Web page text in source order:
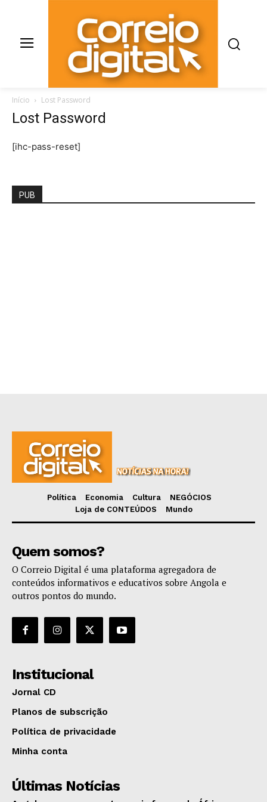
Início Lost Password
Lost Password
[ihc-pass-reset]
PUB
Política Economia Cultura
NEGÓCIOS
Loja de CONTEÚDOS
Mundo
Quem somos?
O Correio Digital é uma plataforma agregadora de
conteúdos informativos e educativos sobre Angola e
outros pontos do mundo.
Institucional
Jornal CD
Planos de subscrição
Política de privacidade
Minha conta
Últimas Notícias